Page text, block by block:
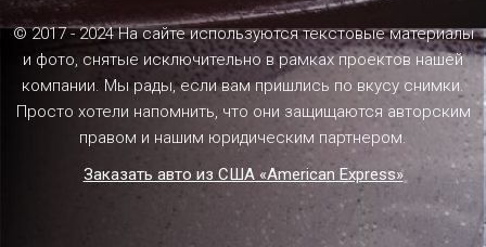
© 2017 - 2024 На сайте используются текстовые материалы
и фото, снятые исключительно в рамках проектов нашей
компании. Мы рады, если вам пришлись по вкусу снимки.
Просто хотели напомнить, что они защищаются авторским
правом и нашим юридическим партнером.
Заказать авто из США «American Express»